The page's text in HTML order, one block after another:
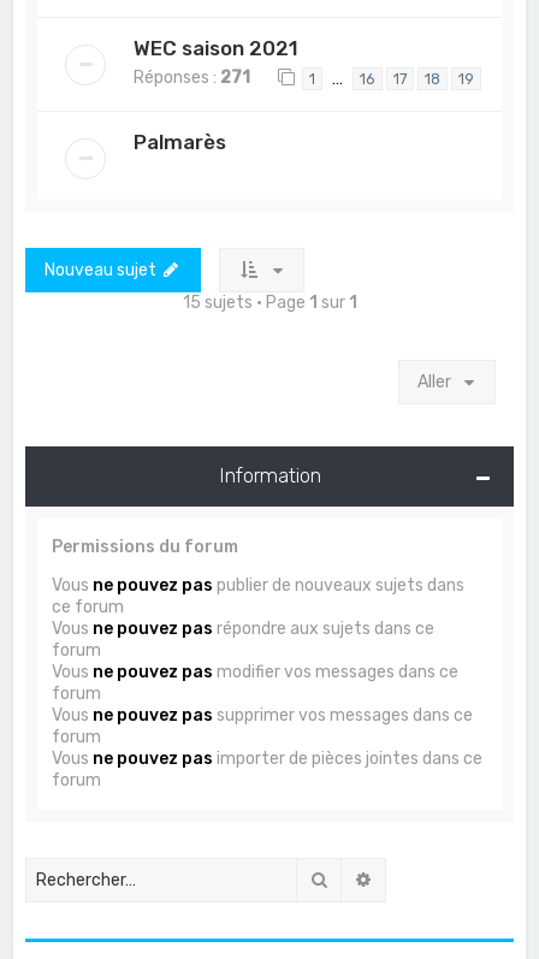
WEC saison 2021
Réponses : 271 1 … 16 17 18 19
Palmarès
Nouveau sujet
15 sujets • Page 1 sur 1
Aller
Information
Permissions du forum
Vous ne pouvez pas publier de nouveaux sujets dans
ce forum
Vous ne pouvez pas répondre aux sujets dans ce
forum
Vous ne pouvez pas modifier vos messages dans ce
forum
Vous ne pouvez pas supprimer vos messages dans ce
forum
Vous ne pouvez pas importer de pièces jointes dans ce
forum
Rechercher